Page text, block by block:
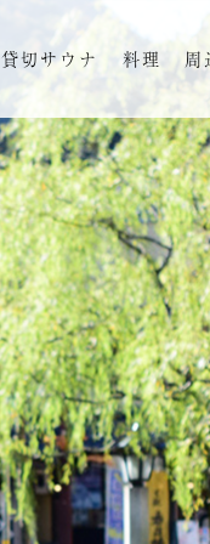
貸切サウナ 料理 周